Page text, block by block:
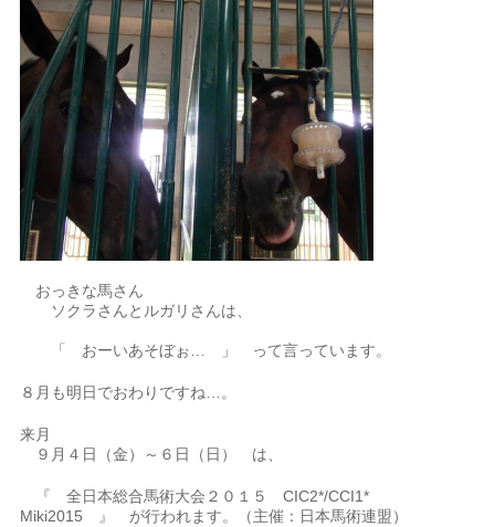
おっきな馬さん
ソクラさんとルガリさんは、
「 おーいあそぼぉ… 」 って言っています。
８月も明日でおわりですね…。
来月
９月４日（金）～６日（日） は、
『 全日本総合馬術大会２０１５ CIC2*/CCI1*
Miki2015 』 が行われます。（主催：日本馬術連盟）